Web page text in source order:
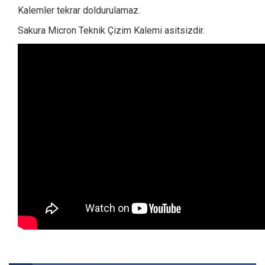
Kalemler tekrar doldurulamaz.
Sakura Micron Teknik Çizim Kalemi asitsizdir.